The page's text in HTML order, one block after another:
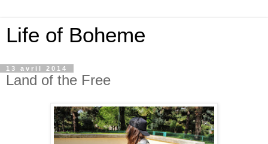
Life of Boheme
13 avril 2014
Land of the Free